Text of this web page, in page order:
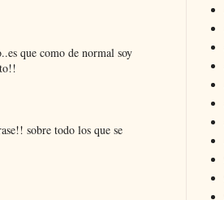
que como de normal soy
sobre todo los que se